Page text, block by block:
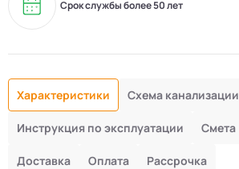
Срок службы более 50 лет
Характеристики Схема канализации
Инструкция по эксплуатации Смета
Доставка Оплата Рассрочка